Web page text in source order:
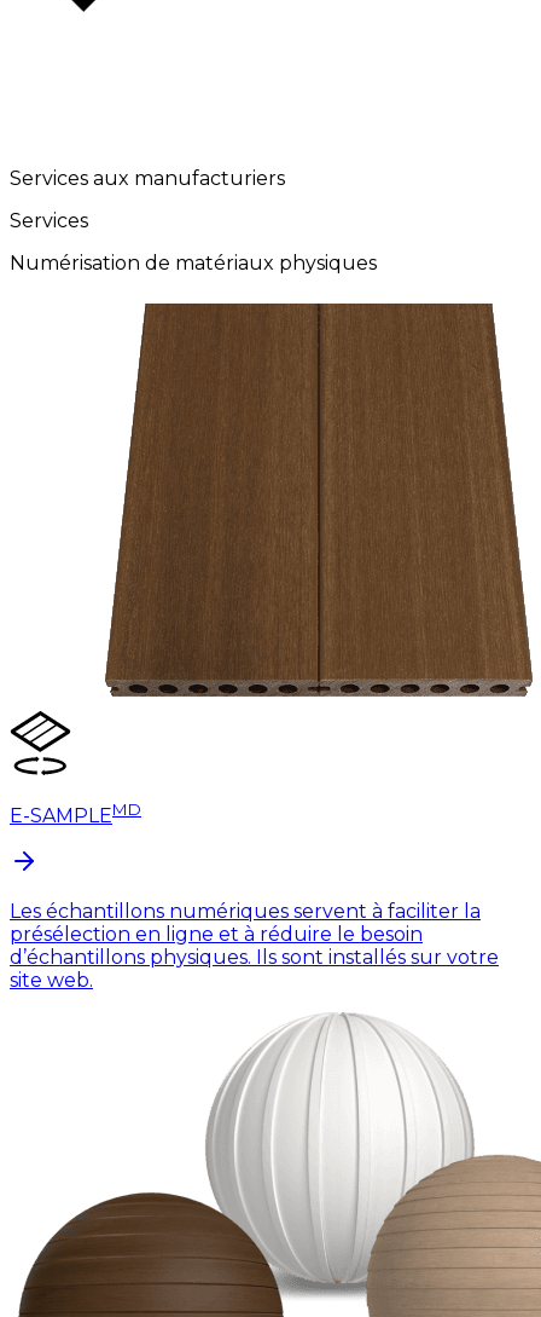
Services aux manufacturiers
Services
Numérisation de matériaux physiques
E-SAMPLEMD
Les échantillons numériques servent à faciliter la
présélection en ligne et à réduire le besoin
d’échantillons physiques. Ils sont installés sur votre
site web.